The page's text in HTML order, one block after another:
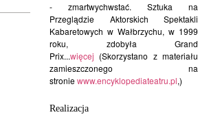
- zmartwychwstać. Sztuka na
Przeglądzie Aktorskich Spektakli
Kabaretowych w Wałbrzychu, w 1999
roku, zdobyła Grand
Prix...więcej (Skorzystano z materiału
zamieszczonego na
stroniewww.encyklopediateatru.pl,)
Realizacja